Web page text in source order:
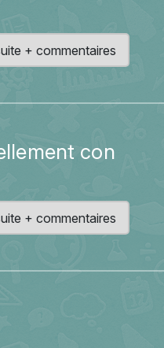
+ commentaires
con
+ commentaires